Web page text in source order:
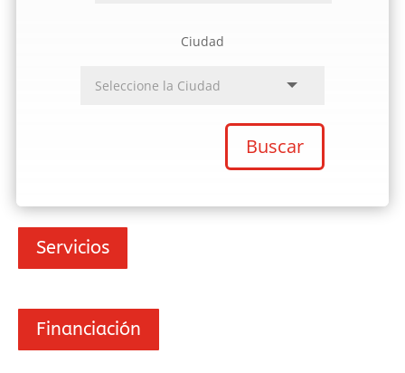
Ciudad
Buscar
Servicios
Financiación